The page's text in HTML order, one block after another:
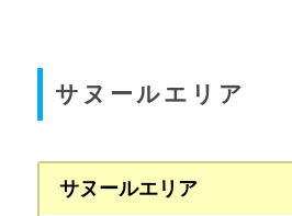
サヌールエリア
サヌールエリア